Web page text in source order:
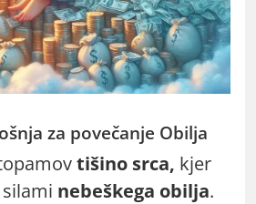
za povečanje Obilja
tišino srca, kjer
nebeškega obilja.